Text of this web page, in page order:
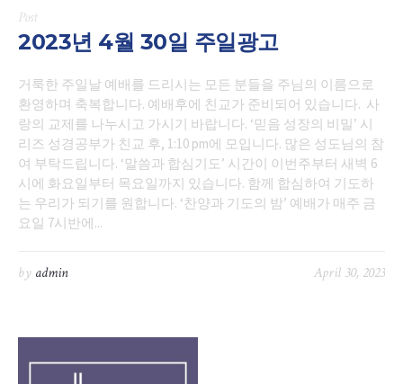
Post
2023년 4월 30일 주일광고
거룩한 주일날 예배를 드리시는 모든 분들을 주님의 이름으로
환영하며 축복합니다. 예배후에 친교가 준비되어 있습니다. 사
랑의 교제를 나누시고 가시기 바랍니다. ‘믿음 성장의 비밀’ 시
리즈 성경공부가 친교 후, 1:10 pm에 모입니다. 많은 성도님의 참
여 부탁드립니다. ‘말씀과 합심기도’ 시간이 이번주부터 새벽 6
시에 화요일부터 목요일까지 있습니다. 함께 합심하여 기도하
는 우리가 되기를 원합니다. ‘찬양과 기도의 밤’ 예배가 매주 금
요일 7시반에...
April 30, 2023
by admin